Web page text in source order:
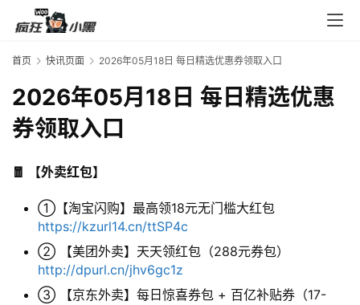
首页 快讯页面 2026年05月18日 每日精选优惠券领取入口
2026年05月18日 每日精选优惠
券领取入口
🧧 【外卖红包】
①【淘宝闪购】最高领18元无门槛大红包
https://kzurl14.cn/ttSP4c
② 【美团外卖】天天领红包（288元券包）
http://dpurl.cn/jhv6gc1z
③ 【京东外卖】每日惊喜券包 + 百亿补贴券（17-